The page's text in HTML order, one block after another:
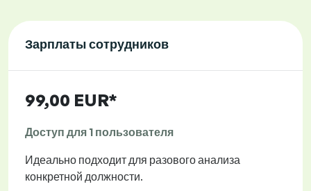
Зарплаты сотрудников
99,00 EUR*
Доступ для 1 пользователя
Идеально подходит для разового анализа
конкретной должности.